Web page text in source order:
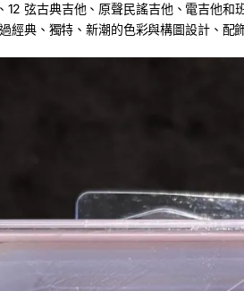
弦古典吉他、原聲民謠吉他、電吉他和
經典、獨特、新潮的色彩與構圖設計、配